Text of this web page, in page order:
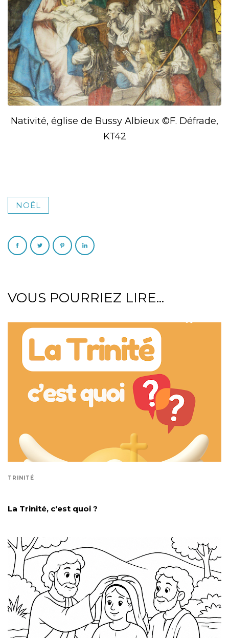
Nativité, église de Bussy Albieux ©F. Défrade,
KT42
NOËL
VOUS POURRIEZ LIRE...
TRINITÉ
La Trinité, c'est quoi ?